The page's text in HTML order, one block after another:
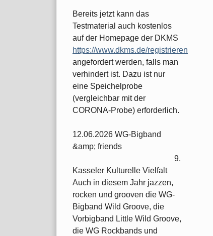
Bereits jetzt kann das
Testmaterial auch kostenlos
auf der Homepage der DKMS
https://www.dkms.de/registrieren
angefordert werden, falls man
verhindert ist. Dazu ist nur
eine Speichelprobe
(vergleichbar mit der
CORONA-Probe) erforderlich.
12.06.2026 WG-Bigband
&amp; friends
9.
Kasseler Kulturelle Vielfalt
Auch in diesem Jahr jazzen,
rocken und grooven die WG-
Bigband Wild Groove, die
Vorbigband Little Wild Groove,
die WG Rockbands und